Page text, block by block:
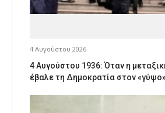
4 Αυγούστου 2026
4 Αυγούστου 1936: Όταν η
έβαλε τη Δημοκρατία στον